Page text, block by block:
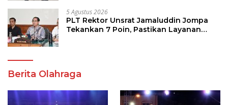
5 Agustus 2026
PLT Rektor Unsrat Jamaluddin Jompa
Tekankan 7 Poin, Pastikan Layanan
Berita Olahraga